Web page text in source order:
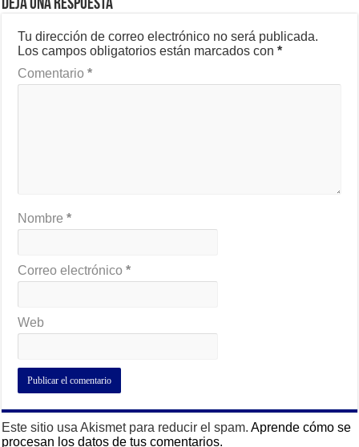
Deja una respuesta
Tu dirección de correo electrónico no será publicada.
Los campos obligatorios están marcados con*
Comentario*
Nombre*
Correo electrónico*
Web
Este sitio usa Akismet para reducir el spam.Aprende cómo se
procesan los datos de tus comentarios.